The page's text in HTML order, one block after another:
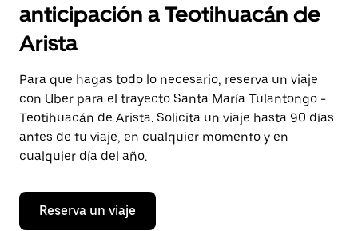
y
selecciona
una
Presiona
la
tecla Esc
para
cerrar
el
calendario.
anticipación a Teotihuacán de
Arista
Para que hagas todo lo necesario, reserva un viaje
con Uber para el trayecto Santa María Tulantongo -
Teotihuacán de Arista. Solicita un viaje hasta 90 días
antes de tu viaje, en cualquier momento y en
cualquier día del año.
Reserva un viaje